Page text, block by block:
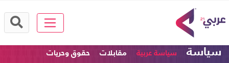
سياسة سياسة عربية مقابلات
حقوق وحريات